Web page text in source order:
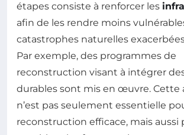
étapes consiste à renforcer les
afin de les rendre moins
catastrophes naturelles
Par exemple, des programmes de
reconstruction visant à intégrer
durables sont mis en œuvre. Cette
n’est pas seulement essentielle
reconstruction efficace, mais aussi